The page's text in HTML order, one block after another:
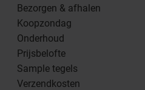
Bezorgen & afhalen
Koopzondag
Onderhoud
Prijsbelofte
Sample tegels
Verzendkosten